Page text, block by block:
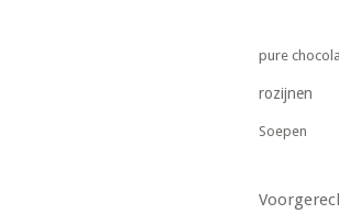
pure
rozijnen
Soepen